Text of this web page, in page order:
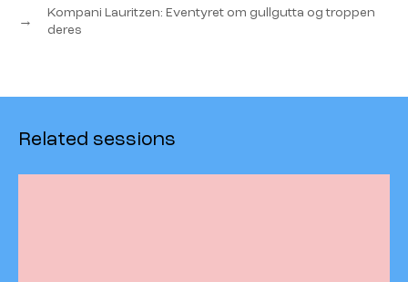
→
Kompani Lauritzen: Eventyret om gullgutta og troppen
deres
Related sessions